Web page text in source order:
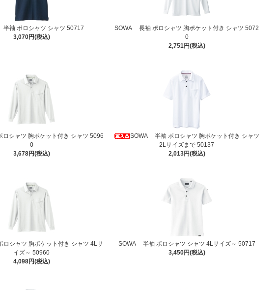
袖 ポロシャツ シャツ 50717
3,070円(税込)
SOWA 長袖 ポロシャツ 胸ポケット付き シャツ 5072
0
2,751円(税込)
シャツ 胸ポケット付き シャツ 5096
0
3,678円(税込)
SOWA 半袖 ポロシャツ 胸ポケット付き シャツ
2Lサイズまで 50137
2,013円(税込)
シャツ 胸ポケット付き シャツ 4Lサ
イズ～ 50960
4,098円(税込)
SOWA 半袖 ポロシャツ シャツ 4Lサイズ～ 50717
3,450円(税込)